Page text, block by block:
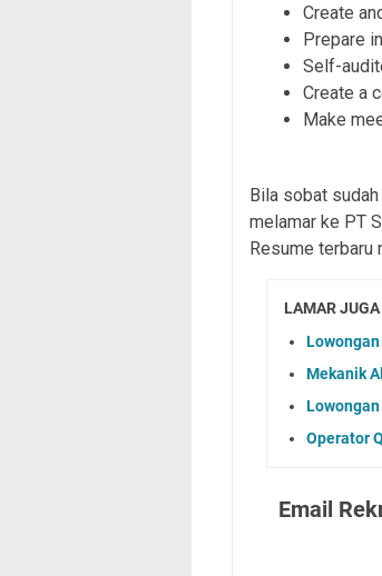
Create
Prepare
Self-
Create a
Make
Bila sobat
melamar ke PT
Resume terbaru
LAMAR JUGA
Mekanik
Operator
Email